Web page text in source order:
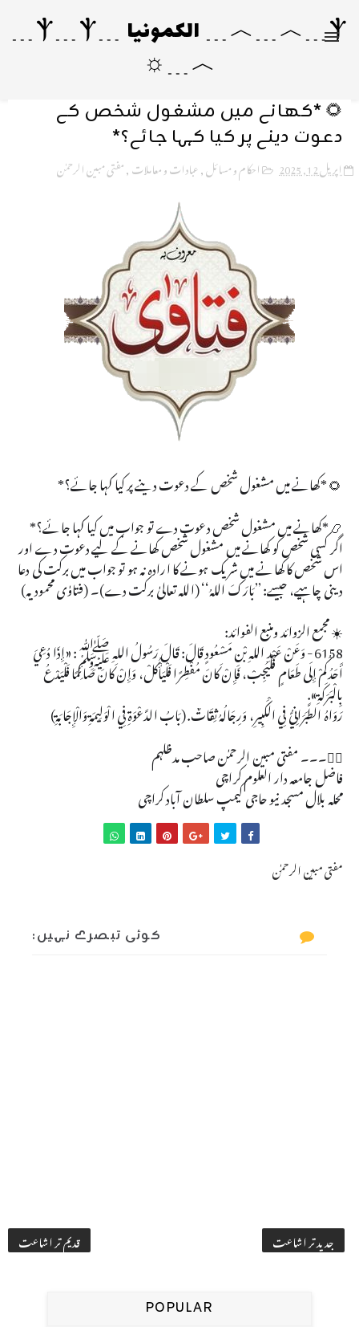
Ⲯ﹍︿﹍︿﹍ الکمونیا ﹍Ⲯ﹍Ⲯ﹍
︿﹍☼
🌻 *کھانے میں مشغول شخص کے
دعوت دینے پر کیا کہا جائے؟*
اپریل 12, 2025 احکام و مسائل,عبادات و معاملات,مفتی مبین الرحمٰن
🌻 *کھانے میں مشغول شخص کے دعوت دینے پر کیا کہا جائے؟*
📿 *کھانے میں مشغول شخص دعوت دے تو جواب میں کیا کہا جائے؟*
اگر کسی شخص کو کھانے میں مشغول شخص کھانے کے لیے دعوت دے اور
اس شخص کا کھانے میں شریک ہونے کا ارادہ نہ ہو تو جواب میں برکت کی دعا
دینی چاہیے، جیسے: ’’بَارَكَ اللهُ‘‘ (اللہ تعالیٰ برکت دے)۔ (فتاوٰی محمودیہ)
☀️ مجمع الزوائد ومنبع الفوائد:
6158- وَعَنْ عَبْدِ اللهِ بْنِ مَسْعُودٍ قَالَ: قَالَ رَسُولُ اللهِ ﷺ: «إِذَا دُعِيَ
أَحَدُكُمْ إِلَى طَعَامٍ فَلْيُجِبْ، فَإِنْ كَانَ مُفْطِرًا فَلْيَأْكُلْ، وَإِنْ كَانَ صَائِمًا فَلْيَدْعُ
بِالْبَرَكَةِ».
رَوَاهُ الطَّبَرَانِيُّ فِي الْكَبِيرِ، وَرِجَالُهُ ثِقَاتٌ. (بَابُ الدَّعْوَةِ فِي الْوَلِيمَةِ وَالْإِجَابَةِ)
✍🏻۔۔۔ مفتی مبین الرحمٰن صاحب مدظلہم
فاضل جامعہ دار العلوم کراچی
محلہ بلال مسجد نیو حاجی کیمپ سلطان آباد کراچی
مفتی مبین الرحمٰن
کوئی تبصرے نہیں:
جدید تر اشاعت قدیم تر اشاعت
POPULAR